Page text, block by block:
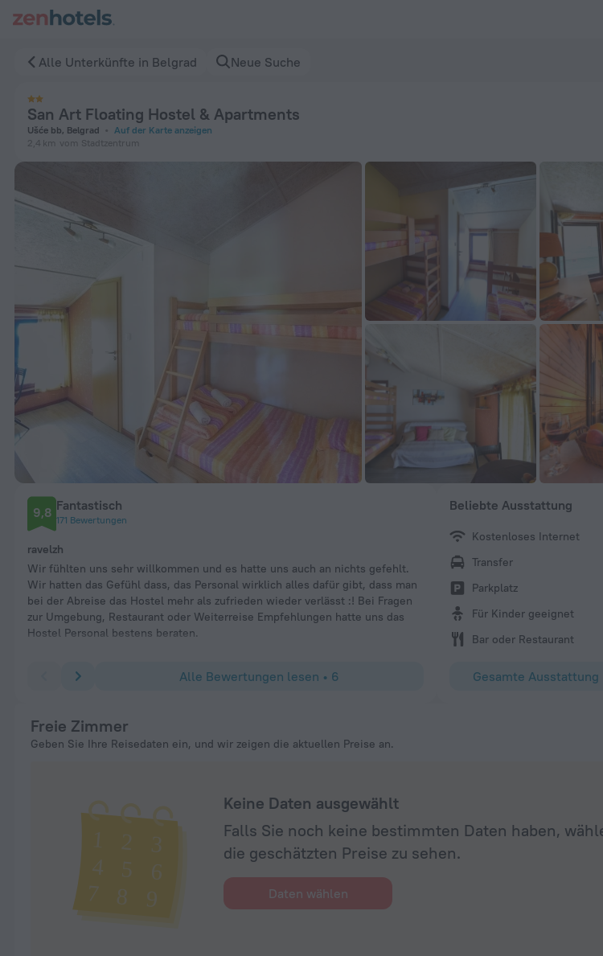
Alle Unterkünfte in Belgrad Neue Suche
San Art Floating Hostel & Apartments
Ušće bb, Belgrad
Auf der Karte anzeigen
2,4 km
vom Stadtzentrum
9,8 Fantastisch
171 Bewertungen
ravelzh
Wir fühlten uns sehr willkommen und es hatte uns auch an nichts gefehlt.
Wir hatten das Gefühl dass, das Personal wirklich alles dafür gibt, dass man
bei der Abreise das Hostel mehr als zufrieden wieder verlässt :! Bei Fragen
zur Umgebung, Restaurant oder Weiterreise Empfehlungen hatte uns das
Hostel Personal bestens beraten.
Wir waren für eine Nacht im San
Gastgeber empfangen. Er gab
Fußläufig ist man in ca. 45
sauber und mit Klima. Auf Grund
Das Frühstück ist super lecker.
Alle Bewertungen lesen • 6
Beliebte Ausstattung
Kostenloses Internet
Transfer
Parkplatz
Für Kinder geeignet
Bar oder Restaurant
Gesamte Ausstattung
Freie Zimmer
Geben Sie Ihre Reisedaten ein, und wir zeigen die aktuellen Preise an.
Keine Daten ausgewählt
Falls Sie noch keine bestimmten Daten haben,
die geschätzten Preise zu sehen.
Daten wählen
San Art Floating Hostel & Apartments in Belgrad — Jetzt auf ZenHotels.com buchen